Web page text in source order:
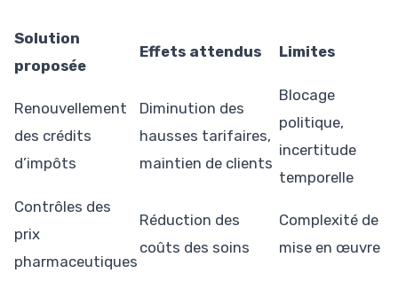
Solution
proposée
Effets attendus Limites
Renouvellement
des crédits
d’impôts
Diminution des
hausses tarifaires,
maintien de clients
Blocage
politique,
incertitude
temporelle
Contrôles des
prix
pharmaceutiques
Réduction des
coûts des soins
Complexité de
mise en œuvre